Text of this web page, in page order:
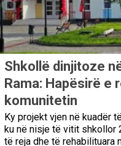
Shkollë dinjitoze
Rama: Hapësirë e
komunitetin
Ky projekt vjen në kuadër
ku në nisje të vitit shkollor
të reja dhe të rehabilituara